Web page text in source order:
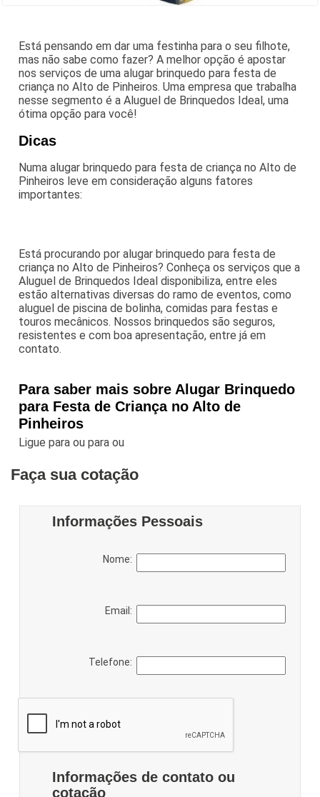
Está pensando em dar uma festinha para o seu filhote,
mas não sabe como fazer? A melhor opção é apostar
nos serviços de uma alugar brinquedo para festa de
criança no Alto de Pinheiros. Uma empresa que trabalha
nesse segmento é a Aluguel de Brinquedos Ideal, uma
ótima opção para você!
Dicas
Numa alugar brinquedo para festa de criança no Alto de
Pinheiros leve em consideração alguns fatores
importantes:
Está procurando por alugar brinquedo para festa de
criança no Alto de Pinheiros? Conheça os serviços que a
Aluguel de Brinquedos Ideal disponibiliza, entre eles
estão alternativas diversas do ramo de eventos, como
aluguel de piscina de bolinha, comidas para festas e
touros mecânicos. Nossos brinquedos são seguros,
resistentes e com boa apresentação, entre já em
contato.
Para saber mais sobre Alugar Brinquedo
para Festa de Criança no Alto de
Pinheiros
Ligue paraou paraou
Faça sua cotação
Informações Pessoais
Nome:
Email:
Telefone:
Informações de contato ou
cotação